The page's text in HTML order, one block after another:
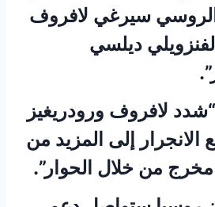
الروسي سيرغي لافروف
ديلسي
لافروف ورودريغيز
إلى المزيد من
مخرج من خلال الحوار”.